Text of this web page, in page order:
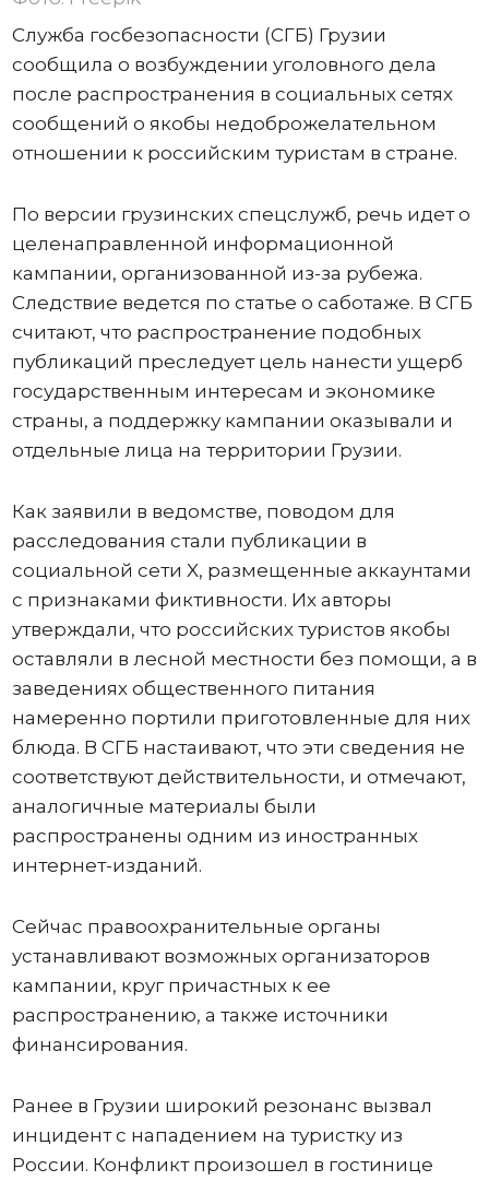
Служба госбезопасности (СГБ) Грузии
сообщила о возбуждении уголовного дела
после распространения в социальных сетях
сообщений о якобы недоброжелательном
отношении к российским туристам в стране.
По версии грузинских спецслужб, речь идет о
целенаправленной информационной
кампании, организованной из-за рубежа.
Следствие ведется по статье о саботаже. В СГБ
считают, что распространение подобных
публикаций преследует цель нанести ущерб
государственным интересам и экономике
страны, а поддержку кампании оказывали и
отдельные лица на территории Грузии.
Как заявили в ведомстве, поводом для
расследования стали публикации в
социальной сети X, размещенные аккаунтами
с признаками фиктивности. Их авторы
утверждали, что российских туристов якобы
оставляли в лесной местности без помощи, а в
заведениях общественного питания
намеренно портили приготовленные для них
блюда. В СГБ настаивают, что эти сведения не
соответствуют действительности, и отмечают,
аналогичные материалы были
распространены одним из иностранных
интернет-изданий.
Сейчас правоохранительные органы
устанавливают возможных организаторов
кампании, круг причастных к ее
распространению, а также источники
финансирования.
Ранее в Грузии широкий резонанс вызвал
инцидент с нападением на туристку из
России. Конфликт произошел в гостинице